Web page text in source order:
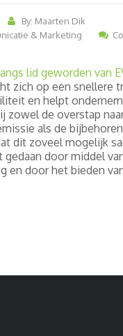
By: Maarten Dik
& Marketing
lid geworden van
zich op een snellere
en helpt
zowel de overstap
als de
dit zoveel mogelijk
door middel
en door het bieden